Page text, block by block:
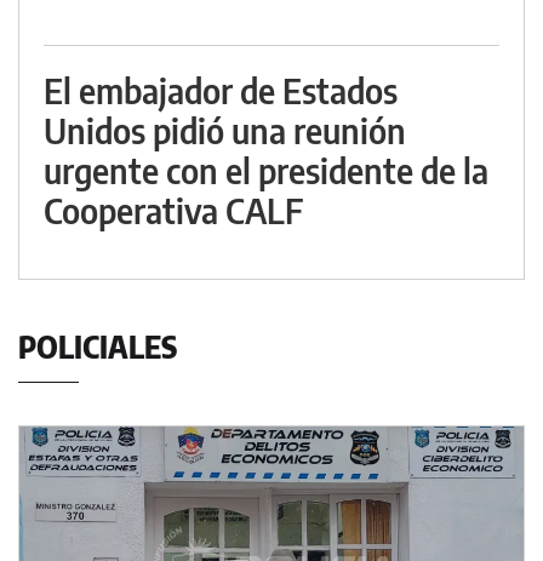
El embajador de Estados
Unidos pidió una reunión
urgente con el presidente de la
Cooperativa CALF
POLICIALES